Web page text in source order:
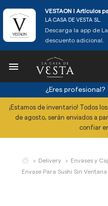
VESTAON l Artículos
LA CASA DE VESTA SL.
Descarga la app de
descuento adicional.

¿Eres profesional?
¡Estamos de inventario! Todos
de agosto, serán enviados a
confiar
Delivery Envases y
Envase Para Sushi Sin Ventana